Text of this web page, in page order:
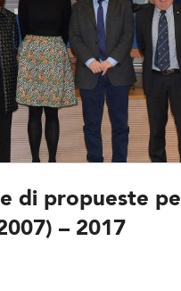
di propueste pe
– 2017